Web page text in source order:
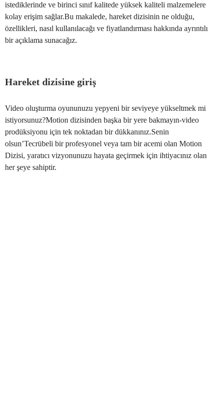
istediklerinde ve birinci sınıf kalitede yüksek kaliteli malzemelere
kolay erişim sağlar.Bu makalede, hareket dizisinin ne olduğu,
özellikleri, nasıl kullanılacağı ve fiyatlandırması hakkında ayrıntılı
bir açıklama sunacağız.
Hareket dizisine giriş
Video oluşturma oyununuzu yepyeni bir seviyeye yükseltmek mi
istiyorsunuz?Motion dizisinden başka bir yere bakmayın-video
prodüksiyonu için tek noktadan bir dükkanınız.Senin
olsun’Tecrübeli bir profesyonel veya tam bir acemi olan Motion
Dizisi, yaratıcı vizyonunuzu hayata geçirmek için ihtiyacınız olan
her şeye sahiptir.